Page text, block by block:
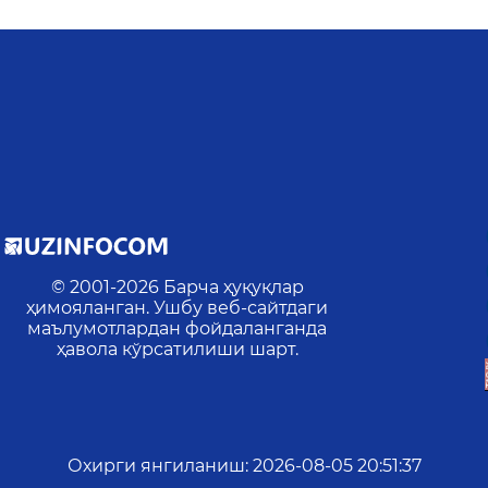
© 2001-2026 Барча ҳуқуқлар
ҳимояланган. Ушбу веб-сайтдаги
маълумотлардан фойдаланганда
ҳавола кўрсатилиши шарт.
Охирги янгиланиш: 2026-08-05 20:51:37